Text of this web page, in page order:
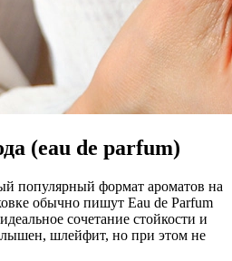
(eau de parfum)
популярный формат ароматов на
обычно пишут Eau de Parfum
сочетание стойкости и
шлейфит, но при этом не